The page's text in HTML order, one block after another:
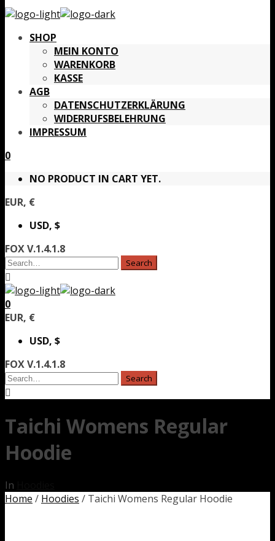
SHOP
MEIN KONTO
WARENKORB
KASSE
AGB
DATENSCHUTZERKLÄRUNG
WIDERRUFSBELEHRUNG
IMPRESSUM
0
NO PRODUCT IN CART YET.
EUR, €
USD, $
FOX V.1.4.1.8
0
EUR, €
USD, $
FOX V.1.4.1.8
Taichi Womens Regular
Hoodie
In
Home / Hoodies / Taichi Womens Regular Hoodie